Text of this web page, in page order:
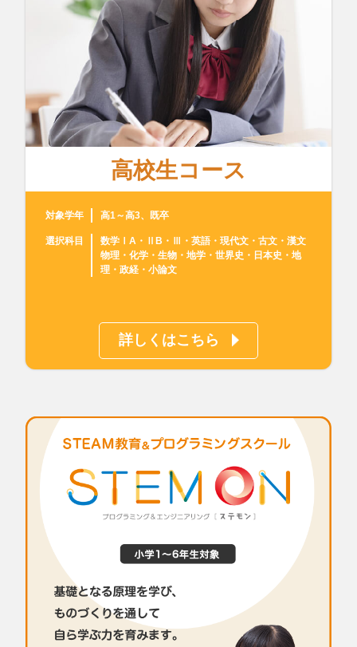
高校生コース
対象学年 高1～高3、既卒
選択科目
数学ⅠA・ⅡB・Ⅲ・英語・現代文・古文・漢文
物理・化学・生物・地学・世界史・日本史・地
理・政経・小論文
詳しくはこちら